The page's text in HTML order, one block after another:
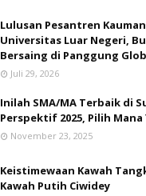
Lulusan Pesantren
Universitas Luar Negeri,
Bersaing di Panggung
Juli 29, 2026
Inilah SMA/MA Terbaik di
Perspektif 2025, Pilih Mana
November 23, 2025
Keistimewaan Kawah
Kawah Putih Ciwidey